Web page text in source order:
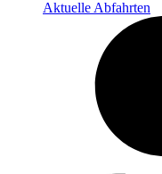
Aktuelle Abfahrten